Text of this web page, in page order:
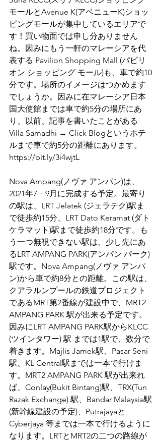
モールとAvenue K(アベニューK)ショッ
ピングモールが集中しているエリアで
す！買い物面では申し分ありません
ね。因みにもう一軒のマレーシアを代
表する Pavilion Shopping Mall (パビリ
オン ショッピング モール)も、車で約10
分です。場所のイメージはつかめます
でしょうか。因みに在マレーシア日本
国大使館までは車で約5分の場所にあ
り、以前、記事を書いたことがある
Villa Samadhi → Click Blogというホテ
ルまで車で約5分の距離にあります。
https://bit.ly/3i4wjtL
Nova Ampang(ノヴァ アンパン)は、
2021年7－9月に完成する予定。最寄り
の駅は、LRT Jelatek (ジェラテク)駅ま
で徒歩約15分、LRT Dato Keramat (ダト
ケラマット)駅まで徒歩約18分です。も
う一つ無視できない駅は、少し先にあ
るLRT AMPANG PARK(アンパン パーク)
駅です。Nova Ampang(ノヴァ アンパ
ン)から車で約8分との距離。この駅は、
クアラルンプールの鉄道プロジェクト
であるMRT第2番線が建設中で、MRT2
AMPANG PARK 駅が出来る予定です。
因みにLRT AMPANG PARK駅からKLCC
(ツインタワー) 駅 までは1駅で、数分で
着きます。Majlis Jamek駅、Pasar Seni
駅、KL Central駅までは一本で行けま
す。MRT2 AMPANG PARK 駅が出来れ
ば、Conlay(Bukit Bintang)駅、TRX(Tun
Razak Exchange) 駅、Bandar Malaysia駅
(新幹線建設の予定)、Putrajayaと
Cyberjaya 等までは一本で行けるように
なります。LRTとMRT2の二つの路線が